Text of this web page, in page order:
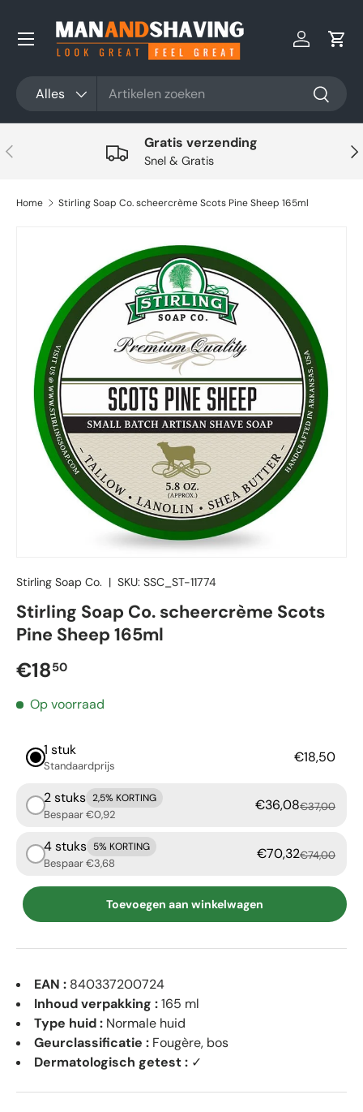
Ga naar inhoud
Alles Zoeken
Inloggen
Vorige Gratis verzending
Snel & Gratis
Home Stirling Soap Co. scheercrème Scots Pine Sheep 165ml
Ga direct naar productinformatie
Stirling Soap Co. | SKU: SSC_ST-11774
Stirling Soap Co. scheercrème Scots
Pine Sheep 165ml
Reguliere prijs
€1850
Op voorraad
1 stuk
Standaardprijs
€18,50
2 stuks 2,5% KORTING
Bespaar €0,92
€36,08€37,00
4 stuks 5% KORTING
Bespaar €3,68
€70,32€74,00
Toevoegen aan winkelwagen
EAN : 840337200724
Inhoud verpakking :165 ml
Type huid : Normale huid
Geurclassificatie : Fougère, bos
Dermatologisch getest : ✓